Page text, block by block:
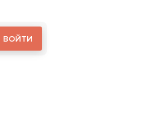
ВОЙТИ